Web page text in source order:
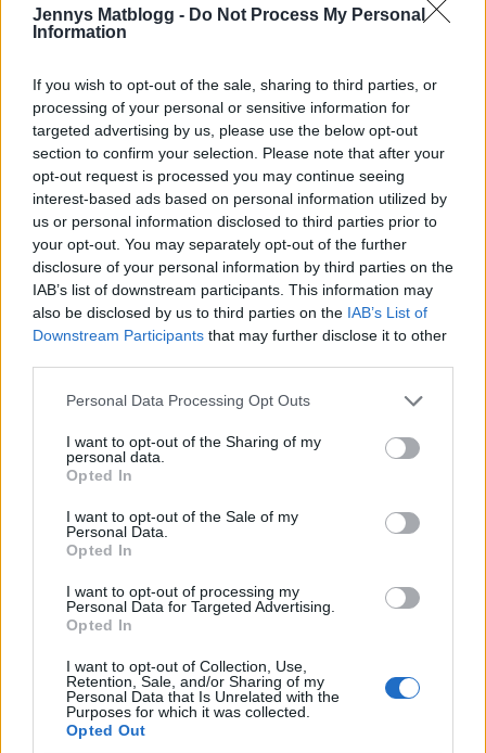
Jennys Matblogg - Do Not Process My Personal
Information
If you wish to opt-out of the sale, sharing to third parties, or
processing of your personal or sensitive information for
targeted advertising by us, please use the below opt-out
section to confirm your selection. Please note that after your
opt-out request is processed you may continue seeing
interest-based ads based on personal information utilized by
us or personal information disclosed to third parties prior to
your opt-out. You may separately opt-out of the further
disclosure of your personal information by third parties on the
IAB’s list of downstream participants. This information may
also be disclosed by us to third parties on the IAB’s List of
Downstream Participants that may further disclose it to other
Personal Data Processing Opt Outs
I want to opt-out of the Sharing of my
personal data.
Opted In
I want to opt-out of the Sale of my
Personal Data.
Opted In
I want to opt-out of processing my
Personal Data for Targeted Advertising.
Opted In
I want to opt-out of Collection, Use,
Retention, Sale, and/or Sharing of my
Personal Data that Is Unrelated with the
Purposes for which it was collected.
Opted Out
Prenumerera Logga in
0COMMENTS
SOMMARFIKA